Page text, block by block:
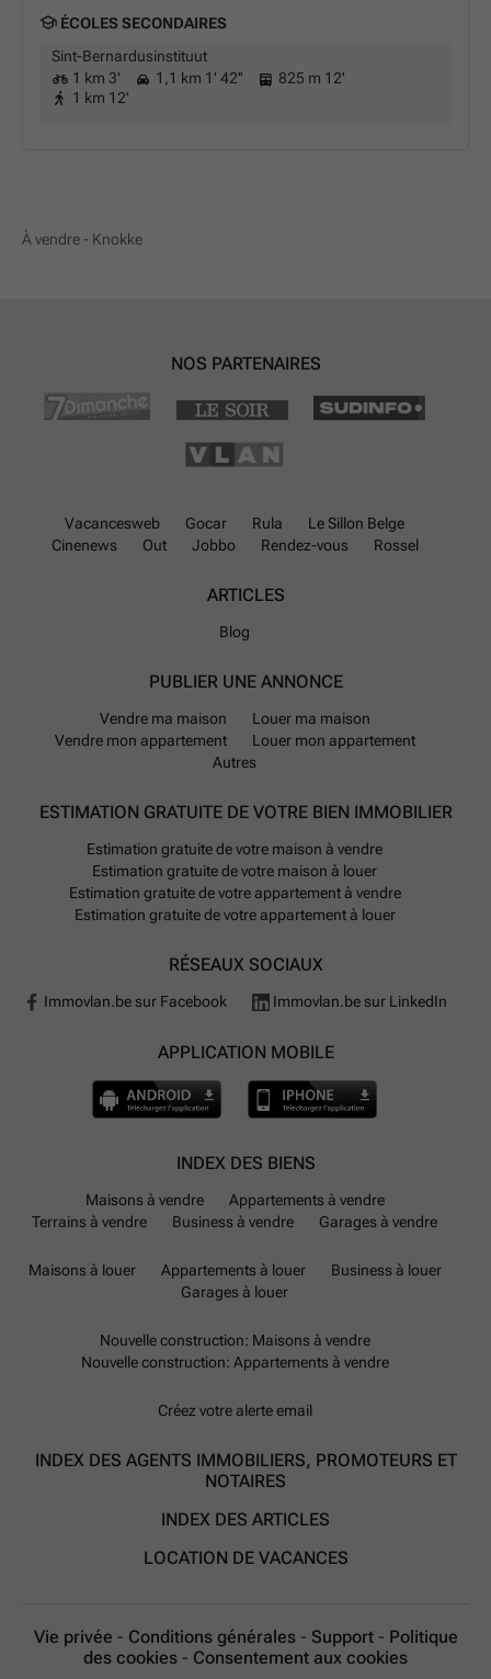
ÉCOLES SECONDAIRES
Sint-Bernardusinstituut
1 km 3'
1,1 km 1' 42''
825 m 12'
1 km 12'
À vendre - Knokke
NOS PARTENAIRES
Vacancesweb Gocar Rula
Le Sillon Belge
Cinenews
Out Jobbo Rendez-vous Rossel
ARTICLES
Blog
PUBLIER UNE ANNONCE
Vendre ma maison
Louer ma maison
Vendre mon appartement
Louer mon appartement
Autres
ESTIMATION GRATUITE DE VOTRE BIEN IMMOBILIER
Estimation gratuite de votre maison à vendre
Estimation gratuite de votre maison à louer
Estimation gratuite de votre appartement à vendre
Estimation gratuite de votre appartement à louer
RÉSEAUX SOCIAUX
Immovlan.be sur Facebook Immovlan.be sur LinkedIn
APPLICATION MOBILE
INDEX DES BIENS
Maisons à vendre
Appartements à vendre
Terrains à vendre
Business à vendre Garages à vendre
Maisons à louer Appartements à louer
Business à louer
Garages à louer
Nouvelle construction: Maisons à vendre
Nouvelle construction: Appartements à vendre
Créez votre alerte email
INDEX DES AGENTS IMMOBILIERS, PROMOTEURS ET
NOTAIRES
INDEX DES ARTICLES
LOCATION DE VACANCES
Vie privée - Conditions générales - Support - Politique
des cookies - Consentement aux cookies